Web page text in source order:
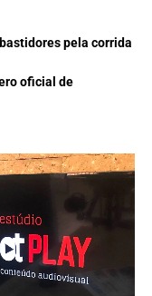
pela corrida
oficial de